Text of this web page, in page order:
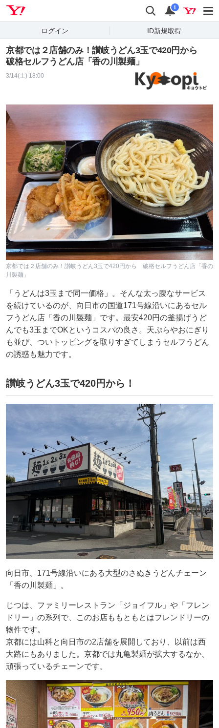
検索 通知
i
ログイン ID新規取得
京都では２店舗のみ！讃岐うどん3玉で420円から
破格セルフうどん店「香の川製麺」
3/14(土) 18:00
京都では２店舗のみ！讃岐うどん3玉で420円から 破格セルフうどん店「香の
川製麺」
「うどんは3玉まで同一価格」。そんな太っ腹なサービス
を続けているのが、向日市の国道171号線沿いにあるセル
フうどん店「香の川製麺」です。最安420円の釜揚げうど
んでも3玉までOKというコスパの良さ。天ぷらやおにぎり
も並び、ついトッピングを取りすぎてしまうセルフうどん
の誘惑も魅力です。
讃岐うどん3玉で420円から！
向日市、171号線沿いにある大型のさぬきうどんチェーン
「香の川製麺」。
じつは、ファミリーレストラン「ジョイフル」や「フレン
ドリー」の系列で、このお店ももともとはフレンドリーの
物件です。
京都には山科と向日市の2店舗を展開しており、以前は西
大路にもありました。京都では丸亀製麺が拡大するなか、
頑張っているチェーンです。